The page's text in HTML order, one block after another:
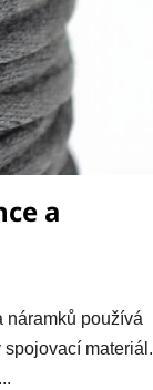
a
náramků používá
materiál.